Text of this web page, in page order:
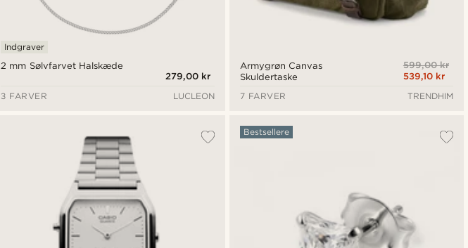
2 mm Sølvfarvet Halskæde
Indgraver
279,00 kr
3 FARVER
LUCLEON
Armygrøn Canvas
Skuldertaske
599,00 kr
539,10 kr
7 FARVER
TRENDHIM
Bestsellere